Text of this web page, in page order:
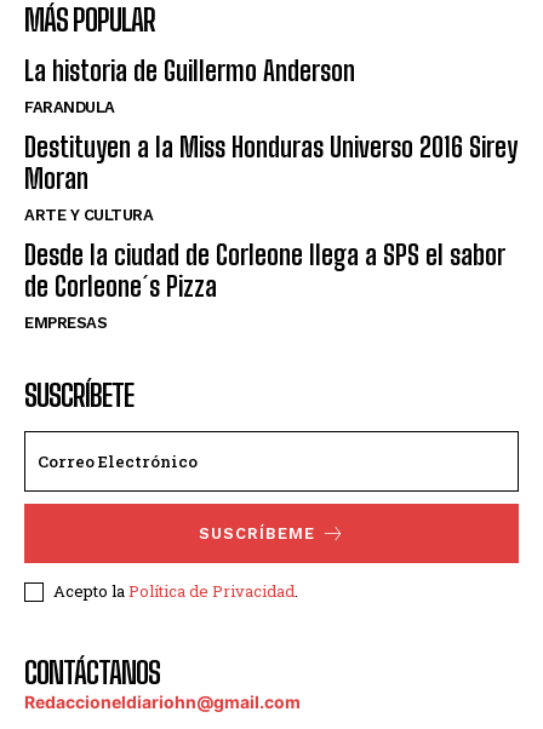
MÁS POPULAR
La historia de Guillermo Anderson
FARANDULA
Destituyen a la Miss Honduras Universo 2016 Sirey
Moran
ARTE Y CULTURA
Desde la ciudad de Corleone llega a SPS el sabor
de Corleone´s Pizza
EMPRESAS
SUSCRÍBETE
SUSCRÍBEME
Acepto laPolítica de Privacidad.
CONTÁCTANOS
Redaccioneldiariohn@gmail.com